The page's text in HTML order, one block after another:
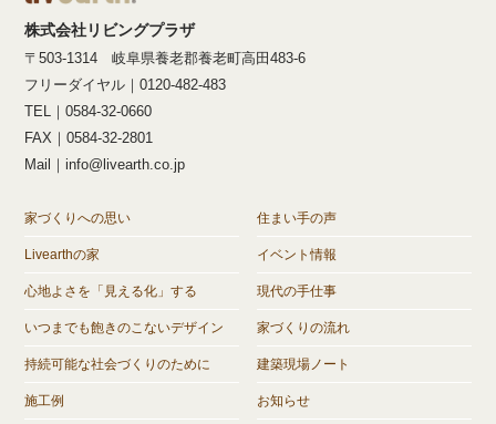
株式会社リビングプラザ
〒503-1314 岐阜県養老郡養老町高田483-6
フリーダイヤル｜0120-482-483
TEL｜0584-32-0660
FAX｜0584-32-2801
Mail｜info@livearth.co.jp
家づくりへの思い
Livearthの家
心地よさを「見える化」する
いつまでも飽きのこないデザイン
持続可能な社会づくりのために
施工例
住まい手の声
イベント情報
現代の手仕事
家づくりの流れ
建築現場ノート
お知らせ